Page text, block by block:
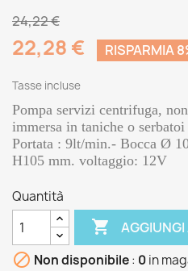
24,22 €
22,28 € RISPARMIA
Tasse incluse
Pompa servizi centrifuga,
immersa in taniche o
Portata : 9lt/min.- Bocca Ø
H105 mm. voltaggio: 12V
Quantità

 Non disponibile: 0in